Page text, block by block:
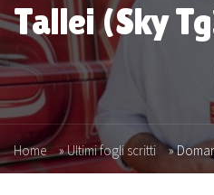
Tallei (Sky
Home »Ultimi fogli scritti »Domani